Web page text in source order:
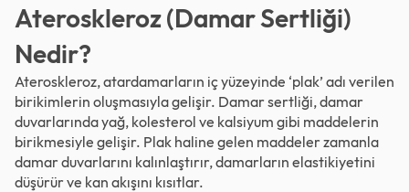
Ateroskleroz (Damar Sertliği)
Nedir?
Ateroskleroz, atardamarların iç yüzeyinde ‘plak’ adı verilen
birikimlerin oluşmasıyla gelişir. Damar sertliği, damar
duvarlarında yağ, kolesterol ve kalsiyum gibi maddelerin
birikmesiyle gelişir. Plak haline gelen maddeler zamanla
damar duvarlarını kalınlaştırır, damarların elastikiyetini
düşürür ve kan akışını kısıtlar.